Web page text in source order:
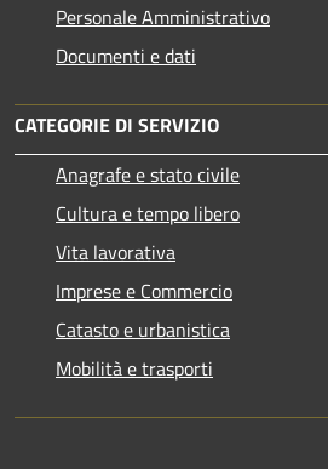
Personale Amministrativo
Documenti e dati
CATEGORIE DI SERVIZIO
Anagrafe e stato civile
Cultura e tempo libero
Vita lavorativa
Imprese e Commercio
Catasto e urbanistica
Mobilità e trasporti